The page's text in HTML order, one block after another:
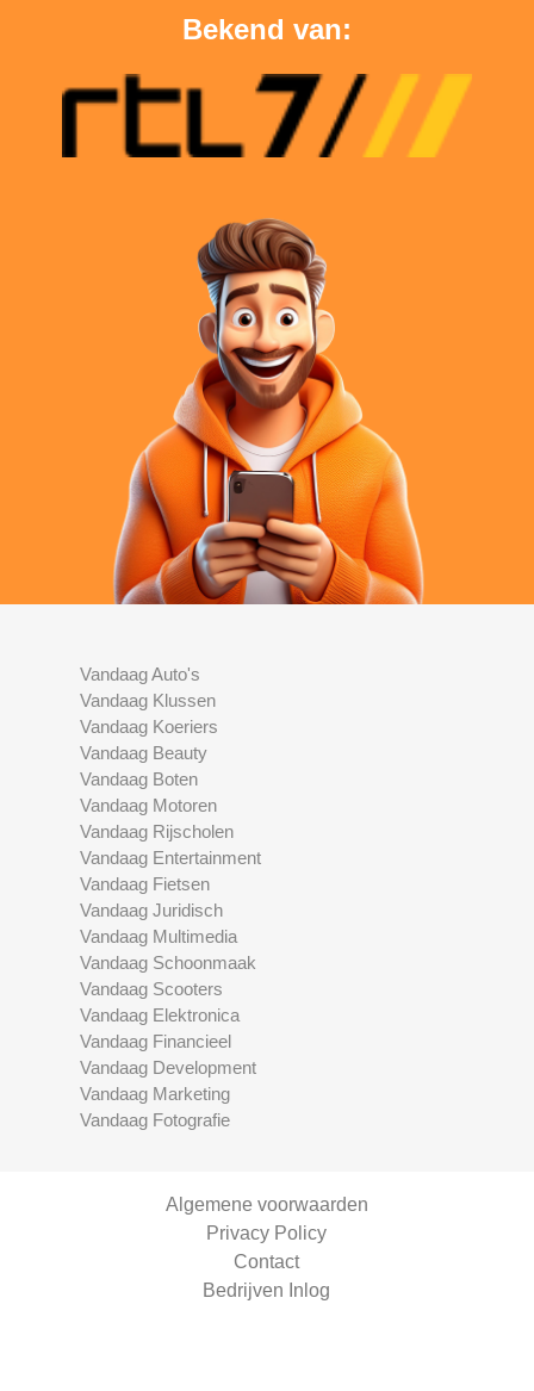
Bekend van:
Vandaag Auto's
Vandaag Klussen
Vandaag Koeriers
Vandaag Beauty
Vandaag Boten
Vandaag Motoren
Vandaag Rijscholen
Vandaag Entertainment
Vandaag Fietsen
Vandaag Juridisch
Vandaag Multimedia
Vandaag Schoonmaak
Vandaag Scooters
Vandaag Elektronica
Vandaag Financieel
Vandaag Development
Vandaag Marketing
Vandaag Fotografie
Algemene voorwaarden
Privacy Policy
Contact
Bedrijven Inlog